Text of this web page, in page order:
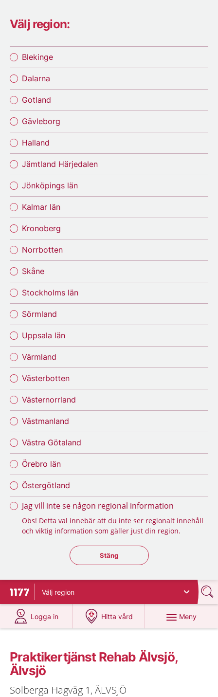
Välj region:
Blekinge
Dalarna
Gotland
Gävleborg
Halland
Jämtland Härjedalen
Jönköpings län
Kalmar län
Kronoberg
Norrbotten
Skåne
Stockholms län
Sörmland
Uppsala län
Värmland
Västerbotten
Västernorrland
Västmanland
Västra Götaland
Örebro län
Östergötland
Jag vill inte se någon regional information
Obs! Detta val innebär att du inte ser regionalt innehåll
och viktig information som gäller just din region.
Stäng regionsväljaren
Stäng
Till startsidan för 1177
Välj region
Logga in
på 1177.se
Hitta vård
på 1177.se
Meny
Praktikertjänst Rehab Älvsjö,
Älvsjö
Solberga Hagväg 1, ÄLVSJÖ